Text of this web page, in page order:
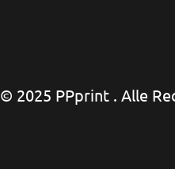
© 2025 PPprint . Alle